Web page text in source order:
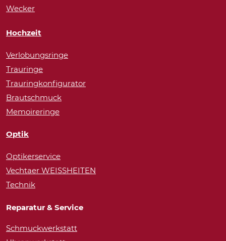
Wecker
Hochzeit
Verlobungsringe
Trauringe
Trauringkonfigurator
Brautschmuck
Memoireringe
Optik
Optikerservice
Vechtaer WEISSHEITEN
Technik
Reparatur & Service
Schmuckwerkstatt